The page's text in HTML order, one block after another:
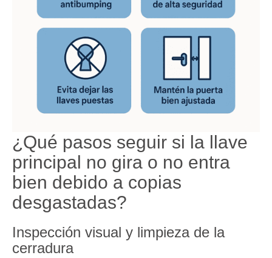
¿Qué pasos seguir si la llave
principal no gira o no entra
bien debido a copias
desgastadas?
Inspección visual y limpieza de la
cerradura